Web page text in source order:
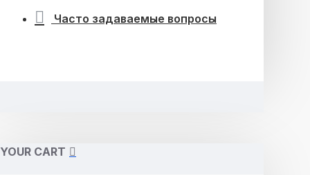
Часто задаваемые вопросы
YOUR CART